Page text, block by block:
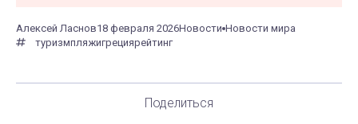
Алексей Ласнов18 февраля 2026Новости Новости мира
туризмпляжигрециярейтинг
Поделиться